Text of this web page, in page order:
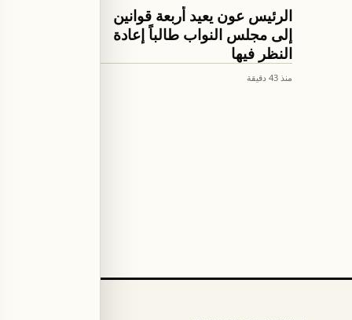
اخبار لبنان
الرئيس عون يعيد أربعة قوانين
إلى مجلس النواب طالباً إعادة
النظر فيها
منذ 43 دقيقة